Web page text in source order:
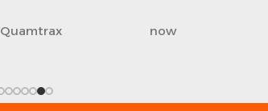
now
Quamtrax